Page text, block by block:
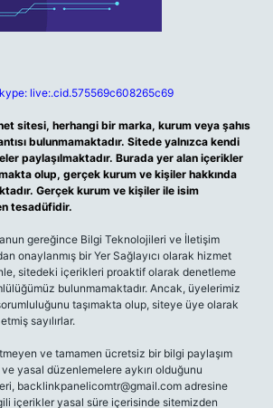
live:.cid.575569c608265c69
sitesi, herhangi bir marka, kurum veya şahıs
bulunmamaktadır. Sitede yalnızca kendi
paylaşılmaktadır. Burada yer alan içerikler
olup, gerçek kurum ve kişiler hakkında
Gerçek kurum ve kişiler ile isim
tesadüfidir.
gereğince Bilgi Teknolojileri ve İletişim
onaylanmış bir Yer Sağlayıcı olarak hizmet
sitedeki içerikleri proaktif olarak denetleme
bulunmamaktadır. Ancak, üyelerimiz
taşımakta olup, siteye üye olarak
sayılırlar.
ve tamamen ücretsiz bir bilgi paylaşım
yasal düzenlemelere aykırı olduğunu
backlinkpanelicomtr@gmail.com adresine
içerikler yasal süre içerisinde sitemizden